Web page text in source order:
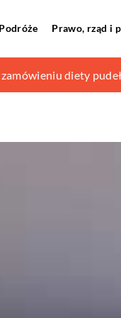
Podróże Prawo, rząd i
pamiętać, przy
diety